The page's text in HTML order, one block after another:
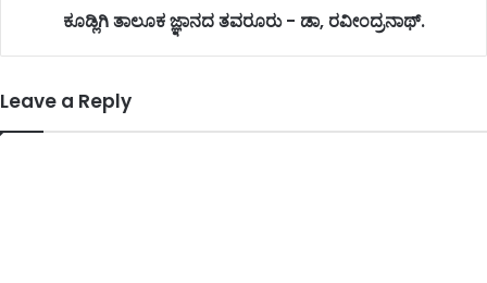
ಕೂಡ್ಲಿಗಿ ತಾಲೂಕ ಜ್ಞಾನದ ತವರೂರು - ಡಾ, ರವೀಂದ್ರನಾಥ್.
Leave a Reply